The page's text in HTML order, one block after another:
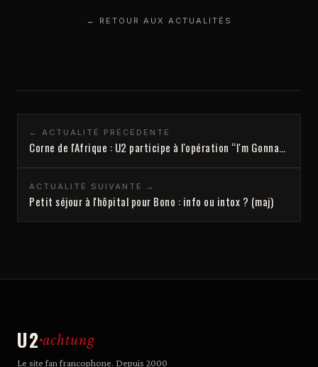
← RETOUR AUX ACTUALITÉS
← ACTUALITÉ PRÉCÉDENTE
Corne de l'Afrique : U2 participe à l'opération “I'm Gonna…
ACTUALITÉ SUIVANTE →
Petit séjour à l'hôpital pour Bono : info ou intox ? (maj)
U2 achtung
Le site fan francophone. Depuis 2000